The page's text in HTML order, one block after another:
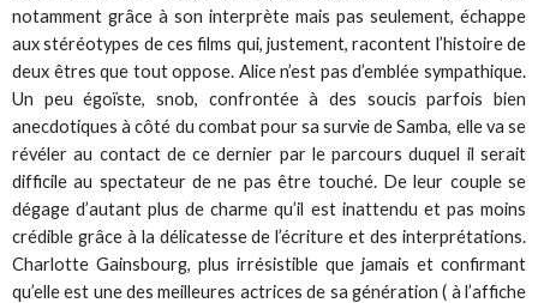
notamment grâce à son interprète mais pas seulement, échappe
aux stéréotypes de ces films qui, justement, racontent l’histoire de
deux êtres que tout oppose. Alice n’est pas d’emblée sympathique.
Un peu égoïste, snob, confrontée à des soucis parfois bien
anecdotiques à côté du combat pour sa survie de Samba, elle va se
révéler au contact de ce dernier par le parcours duquel il serait
difficile au spectateur de ne pas être touché. De leur couple se
dégage d’autant plus de charme qu’il est inattendu et pas moins
crédible grâce à la délicatesse de l’écriture et des interprétations.
Charlotte Gainsbourg, plus irrésistible que jamais et confirmant
qu’elle est une des meilleures actrices de sa génération ( à l’affiche